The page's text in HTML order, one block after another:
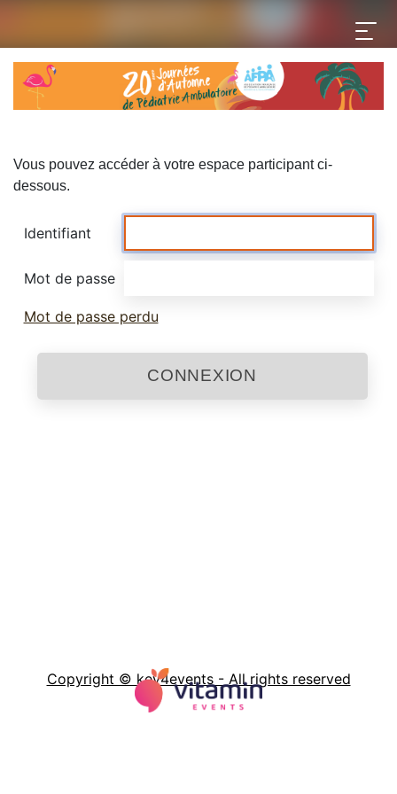
Vous pouvez accéder à votre espace participant ci-
dessous.
Identifiant
Mot de passe
Mot de passe perdu
Copyright © key4events - All rights reserved